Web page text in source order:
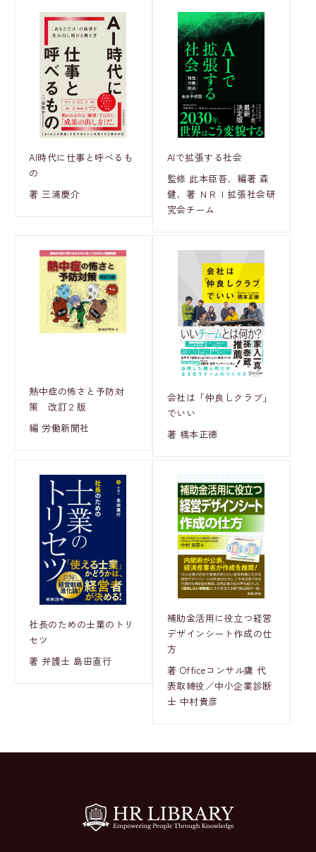
AI時代に仕事と呼べるも
の
著 三浦慶介
AIで拡張する社会
監修 此本臣吾、編著 森
健、著 ＮＲＩ拡張社会研
究会チーム
熱中症の怖さと予防対
策 改訂２版
編 労働新聞社
会社は「仲良しクラブ」
でいい
著 橋本正徳
社長のための士業のトリ
セツ
著 弁護士 島田直行
補助金活用に役立つ経営
デザインシート作成の仕
方
著 Officeコンサル鷹 代
表取締役／中小企業診断
士 中村貴彦